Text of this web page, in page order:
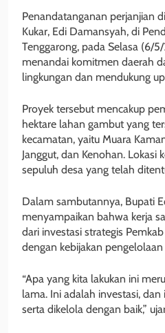
Penandatanganan perjanjian
Kukar, Edi Damansyah, di
Tenggarong, pada Selasa (6/
menandai komitmen daerah
lingkungan dan mendukung
Proyek tersebut mencakup
hektare lahan gambut yang
kecamatan, yaitu Muara
Janggut, dan Kenohan. Lokasi
sepuluh desa yang telah
Dalam sambutannya, Bupati
menyampaikan bahwa kerja
dari investasi strategis
dengan kebijakan
“Apa yang kita lakukan ini
lama. Ini adalah investasi, dan
serta dikelola dengan baik,”